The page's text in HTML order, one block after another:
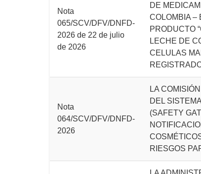
Nota
065/SCV/DFV/DNFD-
2026 de 22 de julio
de 2026
DE
COLOMBIA –
PRODUCTO
LECHE DE
CELULAS
Nota
064/SCV/DFV/DNFD-
2026
LA
DEL
(SAFETY
RIESGOS